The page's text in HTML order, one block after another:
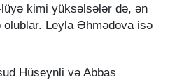
kimi yüksəlsələr də, ən
Leyla Əhmədova isə
Hüseynli və Abbas